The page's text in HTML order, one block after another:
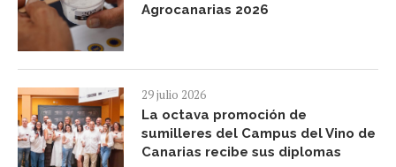
Agrocanarias 2026
29 julio 2026
La octava promoción de
sumilleres del Campus del Vino de
Canarias recibe sus diplomas